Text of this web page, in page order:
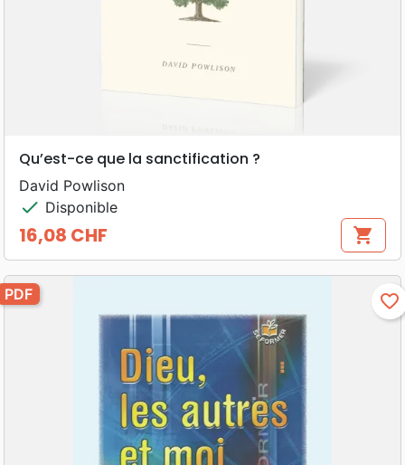
Qu’est-ce que la sanctification ?
David Powlison
check Disponible
Prix
16,08 CHF shopping_cart
PDF favorite_border